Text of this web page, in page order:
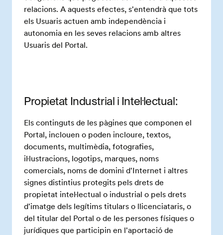
relacions. A aquests efectes, s'entendrà que tots
els Usuaris actuen amb independència i
autonomia en les seves relacions amb altres
Usuaris del Portal.
Propietat Industrial i Intel·lectual:
Els continguts de les pàgines que componen el
Portal, inclouen o poden incloure, textos,
documents, multimèdia, fotografies,
il·lustracions, logotips, marques, noms
comercials, noms de domini d'Internet i altres
signes distintius protegits pels drets de
propietat intel·lectual o industrial o pels drets
d'imatge dels legítims titulars o llicenciataris, o
del titular del Portal o de les persones físiques o
jurídiques que participin en l'aportació de